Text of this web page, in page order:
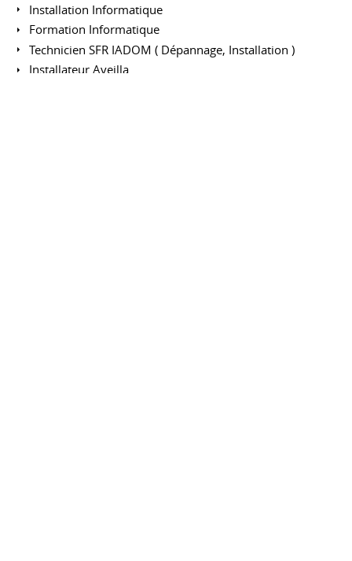
Installation Informatique
Formation Informatique
Technicien SFR IADOM ( Dépannage, Installation )
Installateur Aveilla.